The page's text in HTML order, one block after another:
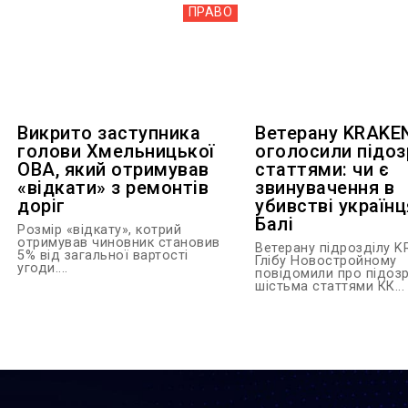
ПРАВО
Викрито заступника
голови Хмельницької
ОВА, який отримував
«відкати» з ремонтів
доріг
Розмір «відкату», котрий
отримував чиновник становив
5% від загальної вартості
угоди....
Ветерану
оголосили
статтями: чи є
звинувачення в
убивстві
Балі
Ветерану підрозділу
Глібу Новостройному
повідомили про
шістьма статтями КК...